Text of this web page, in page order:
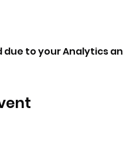
due to your Analytics